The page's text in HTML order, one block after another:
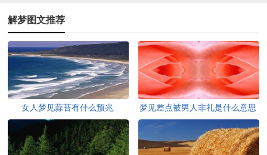
解梦图文推荐
女人梦见蒜苔有什么预兆 梦见差点被男人非礼是什么意思